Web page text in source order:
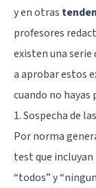
y en otras
profesores
existen una serie
a aprobar estos
cuando no
1. Sospecha de
Por norma
test que incluyan
“todos” y